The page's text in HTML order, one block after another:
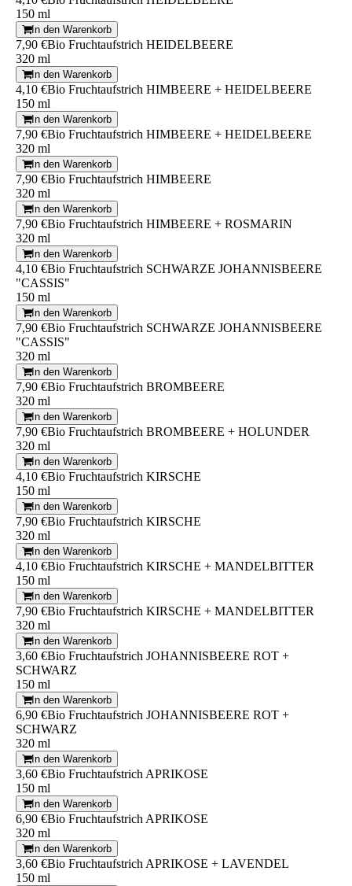
150 ml
In den Warenkorb
7,90 €Bio Fruchtaufstrich HEIDELBEERE
320 ml
In den Warenkorb
4,10 €Bio Fruchtaufstrich HIMBEERE + HEIDELBEERE
150 ml
In den Warenkorb
7,90 €Bio Fruchtaufstrich HIMBEERE + HEIDELBEERE
320 ml
In den Warenkorb
7,90 €Bio Fruchtaufstrich HIMBEERE
320 ml
In den Warenkorb
7,90 €Bio Fruchtaufstrich HIMBEERE + ROSMARIN
320 ml
In den Warenkorb
4,10 €Bio Fruchtaufstrich SCHWARZE JOHANNISBEERE
"CASSIS"
150 ml
In den Warenkorb
7,90 €Bio Fruchtaufstrich SCHWARZE JOHANNISBEERE
"CASSIS"
320 ml
In den Warenkorb
7,90 €Bio Fruchtaufstrich BROMBEERE
320 ml
In den Warenkorb
7,90 €Bio Fruchtaufstrich BROMBEERE + HOLUNDER
320 ml
In den Warenkorb
4,10 €Bio Fruchtaufstrich KIRSCHE
150 ml
In den Warenkorb
7,90 €Bio Fruchtaufstrich KIRSCHE
320 ml
In den Warenkorb
4,10 €Bio Fruchtaufstrich KIRSCHE + MANDELBITTER
150 ml
In den Warenkorb
7,90 €Bio Fruchtaufstrich KIRSCHE + MANDELBITTER
320 ml
In den Warenkorb
3,60 €Bio Fruchtaufstrich JOHANNISBEERE ROT +
SCHWARZ
150 ml
In den Warenkorb
6,90 €Bio Fruchtaufstrich JOHANNISBEERE ROT +
SCHWARZ
320 ml
In den Warenkorb
3,60 €Bio Fruchtaufstrich APRIKOSE
150 ml
In den Warenkorb
6,90 €Bio Fruchtaufstrich APRIKOSE
320 ml
In den Warenkorb
3,60 €Bio Fruchtaufstrich APRIKOSE + LAVENDEL
150 ml